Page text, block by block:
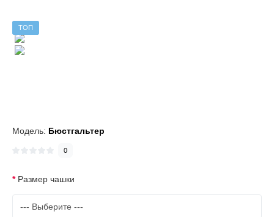
ТОП
Модель: Бюстгальтер
0
Размер чашки